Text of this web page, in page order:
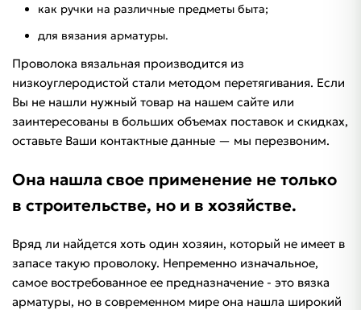
как ручки на различные предметы быта;
для вязания арматуры.
Проволока вязальная производится из
низкоуглеродистой стали методом перетягивания. Если
Вы не нашли нужный товар на нашем сайте или
заинтересованы в больших объемах поставок и скидках,
оставьте Ваши контактные данные — мы перезвоним.
Oна нашла свое применение не только
в строительстве, но и в хозяйстве.
Вряд ли найдется хоть один хозяин, который не имеет в
запасе такую проволоку. Непременно изначальное,
самое востребованное ее предназначение - это вязка
арматуры, но в современном мире она нашла широкий